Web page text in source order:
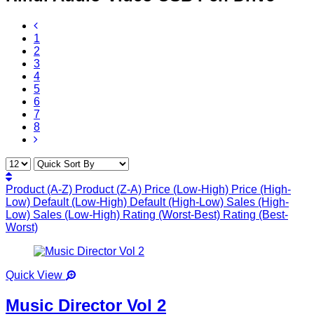
1
2
3
4
5
6
7
8
Product (A-Z) Product (Z-A) Price (Low-High) Price (High-
Low) Default (Low-High) Default (High-Low) Sales (High-
Low) Sales (Low-High) Rating (Worst-Best) Rating (Best-
Worst)
Quick View
Music Director Vol 2